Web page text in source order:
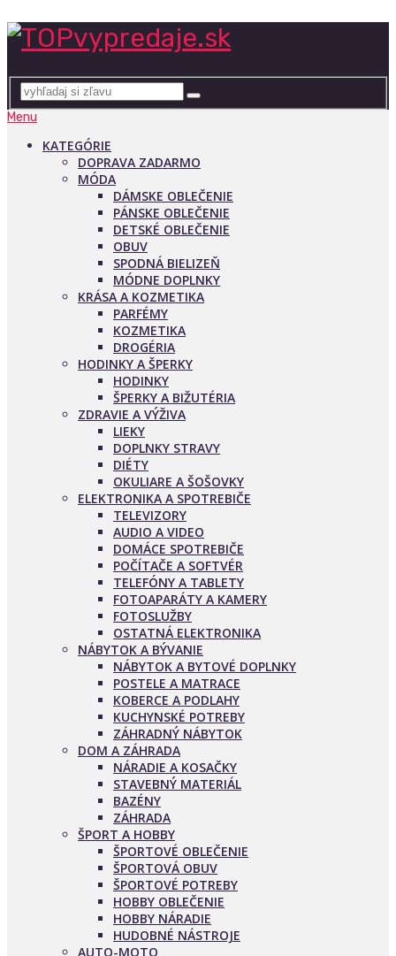
Menu
KATEGÓRIE
DOPRAVA ZADARMO
MÓDA
DÁMSKE OBLEČENIE
PÁNSKE OBLEČENIE
DETSKÉ OBLEČENIE
OBUV
SPODNÁ BIELIZEŇ
MÓDNE DOPLNKY
KRÁSA A KOZMETIKA
PARFÉMY
KOZMETIKA
DROGÉRIA
HODINKY A ŠPERKY
HODINKY
ŠPERKY A BIŽUTÉRIA
ZDRAVIE A VÝŽIVA
LIEKY
DOPLNKY STRAVY
DIÉTY
OKULIARE A ŠOŠOVKY
ELEKTRONIKA A SPOTREBIČE
TELEVIZORY
AUDIO A VIDEO
DOMÁCE SPOTREBIČE
POČÍTAČE A SOFTVÉR
TELEFÓNY A TABLETY
FOTOAPARÁTY A KAMERY
FOTOSLUŽBY
OSTATNÁ ELEKTRONIKA
NÁBYTOK A BÝVANIE
NÁBYTOK A BYTOVÉ DOPLNKY
POSTELE A MATRACE
KOBERCE A PODLAHY
KUCHYNSKÉ POTREBY
ZÁHRADNÝ NÁBYTOK
DOM A ZÁHRADA
NÁRADIE A KOSAČKY
STAVEBNÝ MATERIÁL
BAZÉNY
ZÁHRADA
ŠPORT A HOBBY
ŠPORTOVÉ OBLEČENIE
ŠPORTOVÁ OBUV
ŠPORTOVÉ POTREBY
HOBBY OBLEČENIE
HOBBY NÁRADIE
HUDOBNÉ NÁSTROJE
AUTO-MOTO